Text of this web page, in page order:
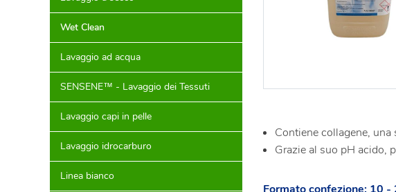
Wet Clean
Lavaggio ad acqua
SENSENE™ - Lavaggio dei Tessuti
Lavaggio capi in pelle
Lavaggio idrocarburo
Linea bianco
Contiene collagene,
Grazie al suo pH acido,